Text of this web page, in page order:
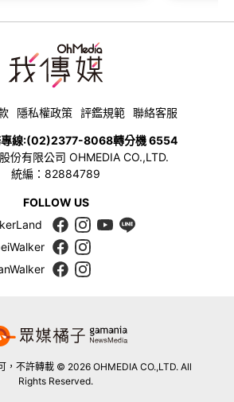
隱私權政策 評鑑規範 聯絡客服
線:(02)2377-8068轉分機 6554
份有限公司 OHMEDIA CO.,LTD.
統編：82884789
FOLLOW US
，不許轉載 © 2026 OHMEDIA CO.,LTD. All
Rights Reserved.